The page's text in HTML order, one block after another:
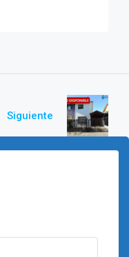
Siguiente